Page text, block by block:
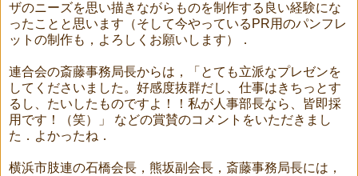
ザのニーズを思い描きながらものを制作する良い経験にな
ったことと思います（そして今やっているPR用のパンフレ
ットの制作も，よろしくお願いします）．
連合会の斎藤事務局長からは，「とても立派なプレゼンを
してくださいました。好感度抜群だし、仕事はきちっとす
るし、たいしたものですよ！！私が人事部長なら、皆即採
用です！（笑）」 などの賞賛のコメントをいただきまし
た．よかったね．
横浜市肢連の石橋会長，熊坂副会長，斎藤事務局長には，